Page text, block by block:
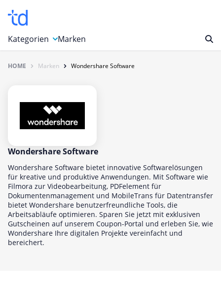
Kategorien
Auto, Motorrad & Werkzeuge
Bücher & Magazine
Computer & Elektronik
Entertainment & Media
Essen & Trinken
Foto, Druck & Büro
Gaming & Spielzeug
Garten, Haushalt & Tiere
Gesundheit & Beauty
Mobilfunk & Internet
Mode & Accessoires
Marken
HOME Marken Wondershare Software
Wondershare Software
Wondershare Software bietet innovative Softwarelösungen
für kreative und produktive Anwendungen. Mit Software wie
Filmora zur Videobearbeitung, PDFelement für
Dokumentenmanagement und MobileTrans für Datentransfer
bietet Wondershare benutzerfreundliche Tools, die
Arbeitsabläufe optimieren. Sparen Sie jetzt mit exklusiven
Gutscheinen auf unserem Coupon-Portal und erleben Sie, wie
Wondershare Ihre digitalen Projekte vereinfacht und
bereichert.